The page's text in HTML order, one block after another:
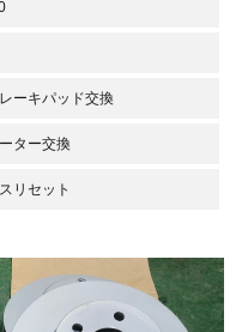
ーキパッド交換
ター交換
リセット